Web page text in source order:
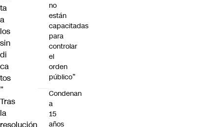
ta
a
los
sin
di
ca
tos
”
Tras
la
resolución
no
están
capacitadas
para
controlar
el
orden
público”
Condenan
a
15
años